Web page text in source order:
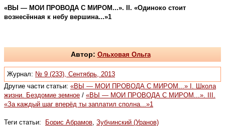
«ВЫ — МОИ ПРОВОДА С МИРОМ...». II. «Одиноко стоит
вознесённая к небу вершина...»1
Автор: Ольховая Ольга
Журнал: № 9 (233), Сентябрь, 2013
Другие части статьи: «ВЫ — МОИ ПРОВОДА С МИРОМ...» I. Школа
жизни. Бездомие земное / «ВЫ — МОИ ПРОВОДА С МИРОМ...». III.
«За каждый шаг вперёд ты заплатил сполна...»1
Теги статьи: Борис Абрамов Зубчинский (Уранов)